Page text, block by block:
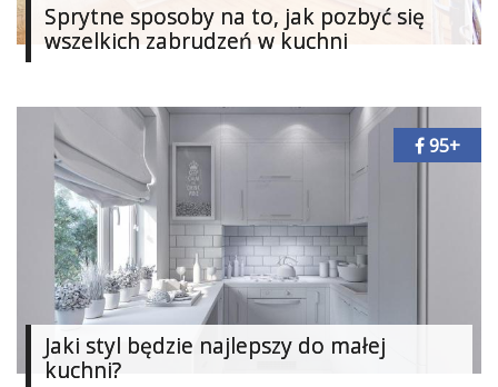
Sprytne sposoby na to, jak pozbyć się
wszelkich zabrudzeń w kuchni
Jaki styl będzie najlepszy do małej
kuchni?
95+